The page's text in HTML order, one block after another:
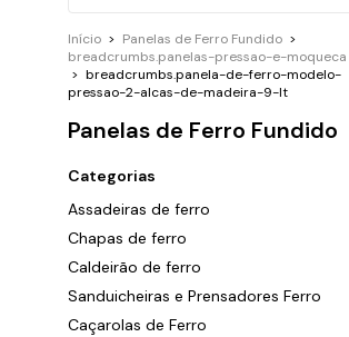
Início > Panelas de Ferro Fundido >
breadcrumbs.panelas-pressao-e-moqueca
> breadcrumbs.panela-de-ferro-modelo-
pressao-2-alcas-de-madeira-9-lt
Panelas de Ferro Fundido
Categorias
Assadeiras de ferro
Chapas de ferro
Caldeirão de ferro
Sanduicheiras e Prensadores Ferro
Caçarolas de Ferro